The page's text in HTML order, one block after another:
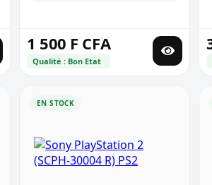
1 500 F CFA
Qualité : Bon Etat
EN STOCK